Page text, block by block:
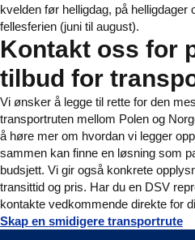
kvelden før helligdag, på helligdager
fellesferien (juni til august).
Kontakt oss for
tilbud for
Vi ønsker å legge til rette for den
transportruten mellom Polen og
å høre mer om hvordan vi legger
sammen kan finne en løsning som
budsjett. Vi gir også konkrete
transittid og pris. Har du en DSV
kontakte vedkommende direkte for
Skap en smidigere transportrute